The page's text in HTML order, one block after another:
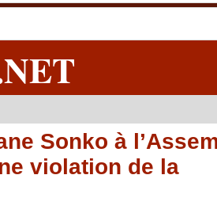
Sonko à
violation de la